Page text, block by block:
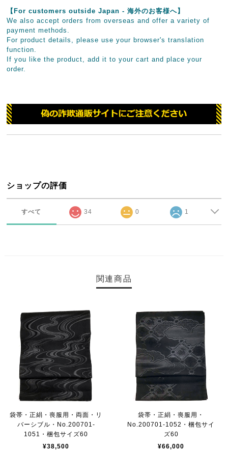
【For customers outside Japan - 海外のお客様へ】
We also accept orders from overseas and offer a variety of
payment methods.
For product details, please use your browser's translation
function.
If you like the product, add it to your cart and place your
order.
ショップの評価
すべて 34 0 1
関連商品
袋帯・正絹・喪服用・両面・リ
バーシブル・No.200701-
1051・梱包サイズ60
¥38,500
袋帯・正絹・喪服用・
No.200701-1052・梱包サイ
ズ60
¥66,000